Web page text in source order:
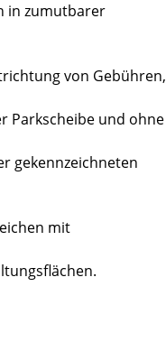
in zumutbarer
von Gebühren,
Parkscheibe und ohne
gekennzeichneten
mit